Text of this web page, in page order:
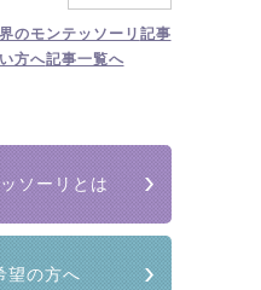
のモンテッソーリ 記事
方へ記事一覧へ
ソーリとは
望の方へ